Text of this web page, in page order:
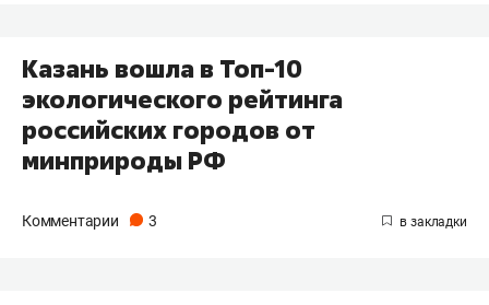
Казань вошла в Топ-10
экологического рейтинга
российских городов от
минприроды РФ
Комментарии 3